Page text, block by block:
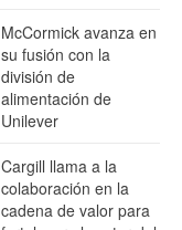
McCormick avanza en
su fusión con la
división de
alimentación de
Unilever
Cargill llama a la
colaboración en la
cadena de valor para